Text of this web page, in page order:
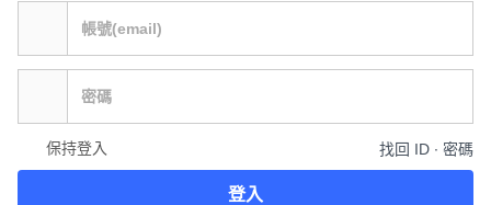
保持登入 找回 ID ∙ 密碼
登入